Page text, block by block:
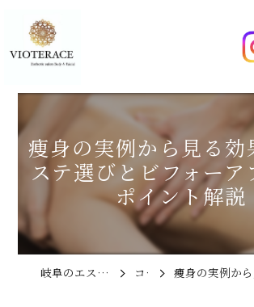
痩身の実例から見る効
ステ選びとビフォーア
ポイント解説
岐阜のエステならVIOTERACE コラム 痩身の実例から見る効果的なエステ